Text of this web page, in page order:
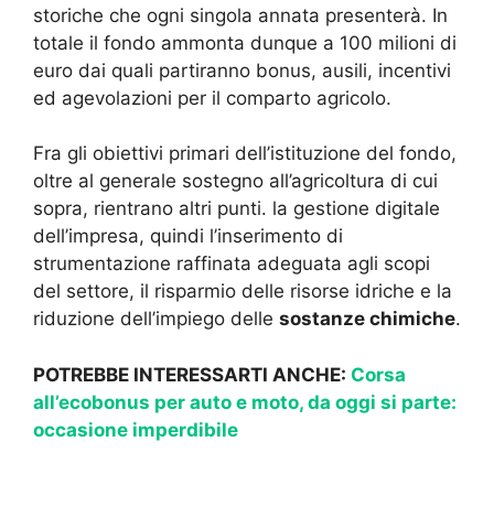
storiche che ogni singola annata presenterà. In
totale il fondo ammonta dunque a 100 milioni di
euro dai quali partiranno bonus, ausili, incentivi
ed agevolazioni per il comparto agricolo.
Fra gli obiettivi primari dell’istituzione del fondo,
oltre al generale sostegno all’agricoltura di cui
sopra, rientrano altri punti. la gestione digitale
dell’impresa, quindi l’inserimento di
strumentazione raffinata adeguata agli scopi
del settore, il risparmio delle risorse idriche e la
riduzione dell’impiego delle sostanze chimiche.
POTREBBE INTERESSARTI ANCHE: Corsa
all’ecobonus per auto e moto, da oggi si parte:
occasione imperdibile